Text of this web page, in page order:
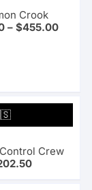
Crook
–$455.00
Crew